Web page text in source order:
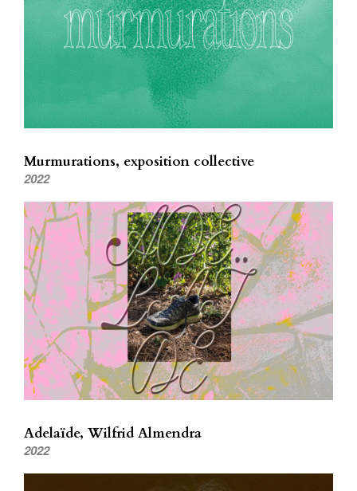
Murmurations, exposition collective
2022
Adelaïde, Wilfrid Almendra
2022